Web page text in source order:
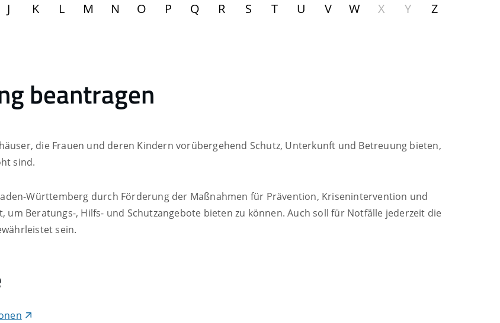
J K L M N O P Q R S T U V W X Y Z
beantragen
die Frauen und deren Kindern vorübergehend Schutz, Unterkunft und Betreuung bieten,
sind.
Württemberg durch Förderung der Maßnahmen für Prävention, Krisenintervention und
Beratungs-, Hilfs- und Schutzangebote bieten zu können. Auch soll für Notfälle jederzeit die
sein.